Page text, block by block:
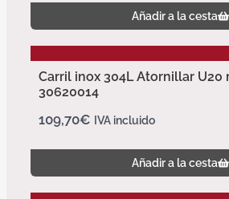
Añadir a la cesta
Carril inox 304L Atornillar U20
30620014
109,70€ IVA incluido
Añadir a la cesta